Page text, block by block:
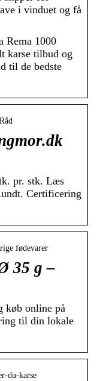
i vinduet og få
Rema 1000
karse tilbud og
til de bedste
pr. stk. Læs
Certificering
fødevarer
35 g –
køb online på
til din lokale
du-karse